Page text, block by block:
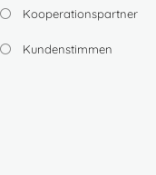
Kooperationspartner
Kundenstimmen